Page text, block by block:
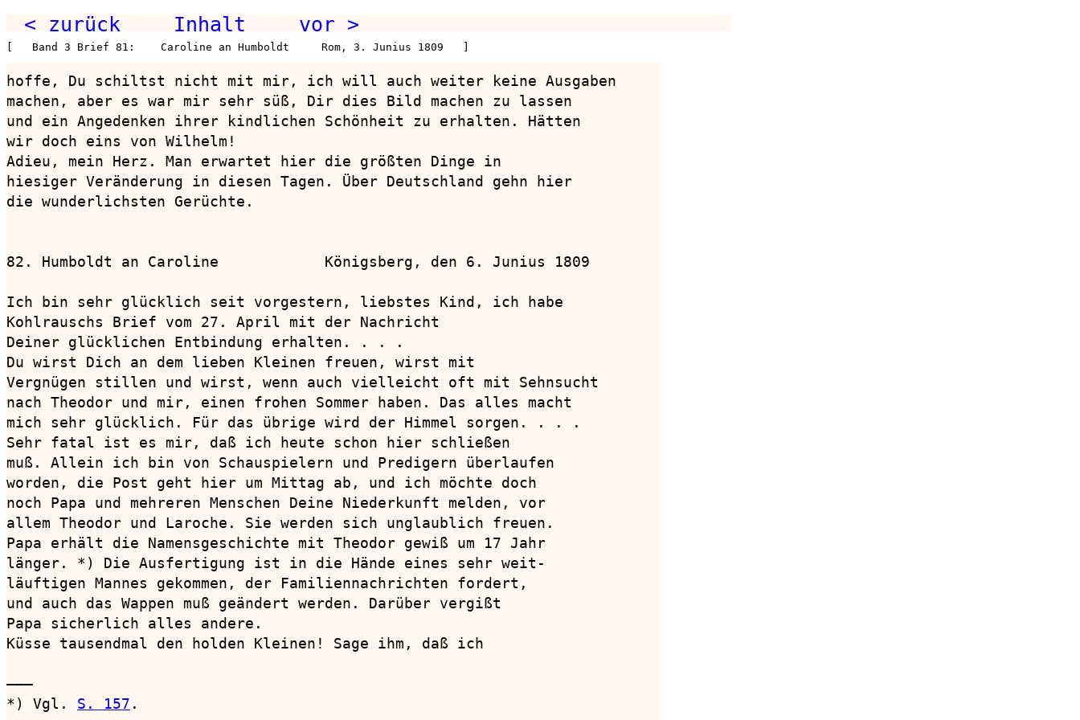
< zurück Inhalt vor >
[   Band 3 Brief 81:    Caroline an Humboldt     Rom, 3. Junius 1809   ]
hoffe, Du schiltst nicht mit mir, ich will auch weiter keine Ausgaben
machen, aber es war mir sehr süß, Dir dies Bild machen zu lassen
und ein Angedenken ihrer kindlichen Schönheit zu erhalten. Hätten
wir doch eins von Wilhelm!
Adieu, mein Herz. Man erwartet hier die größten Dinge in
hiesiger Veränderung in diesen Tagen. Über Deutschland gehn hier
die wunderlichsten Gerüchte.
82. Humboldt an Caroline            Königsberg, den 6. Junius 1809
Ich bin sehr glücklich seit vorgestern, liebstes Kind, ich habe
Kohlrauschs Brief vom 27. April mit der Nachricht
Deiner glücklichen Entbindung erhalten. . . .
Du wirst Dich an dem lieben Kleinen freuen, wirst mit
Vergnügen stillen und wirst, wenn auch vielleicht oft mit Sehnsucht
nach Theodor und mir, einen frohen Sommer haben. Das alles macht
mich sehr glücklich. Für das übrige wird der Himmel sorgen. . . .
Sehr fatal ist es mir, daß ich heute schon hier schließen
muß. Allein ich bin von Schauspielern und Predigern überlaufen
worden, die Post geht hier um Mittag ab, und ich möchte doch
noch Papa und mehreren Menschen Deine Niederkunft melden, vor
allem Theodor und Laroche. Sie werden sich unglaublich freuen.
Papa erhält die Namensgeschichte mit Theodor gewiß um 17 Jahr
länger. *) Die Ausfertigung ist in die Hände eines sehr weit-
läuftigen Mannes gekommen, der Familiennachrichten fordert,
und auch das Wappen muß geändert werden. Darüber vergißt
Papa sicherlich alles andere.
Küsse tausendmal den holden Kleinen! Sage ihm, daß ich
———
*) Vgl. S. 157 .